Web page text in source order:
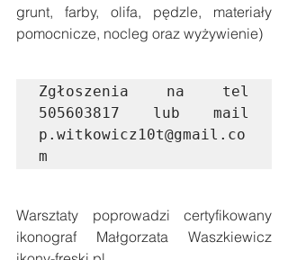
grunt, farby, olifa, pędzle, materiały
pomocnicze, nocleg oraz wyżywienie)
Zgłoszenia na tel
505603817 lub mail
p.witkowicz10t@gmail.co
m
Warsztaty poprowadzi certyfikowany
ikonograf Małgorzata Waszkiewicz